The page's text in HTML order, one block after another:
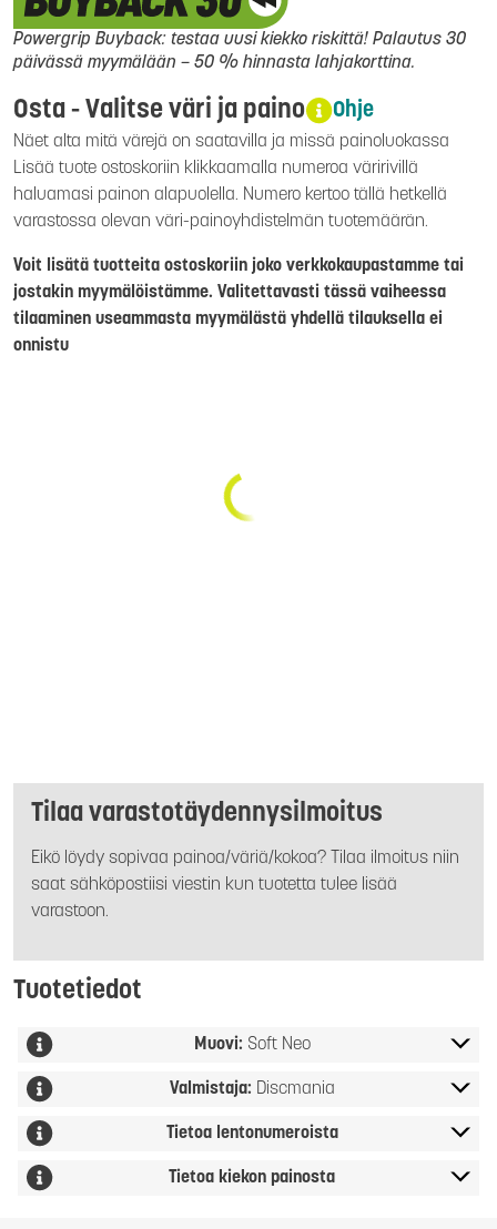
Powergrip Buyback: testaa uusi kiekko riskittä! Palautus 30
päivässä myymälään – 50 % hinnasta lahjakorttina.
Osta - Valitse väri ja paino Ohje
Näet alta mitä värejä on saatavilla ja missä painoluokassa
Lisää tuote ostoskoriin klikkaamalla numeroa väririvillä
haluamasi painon alapuolella. Numero kertoo tällä hetkellä
varastossa olevan väri-painoyhdistelmän tuotemäärän.
Voit lisätä tuotteita ostoskoriin joko verkkokaupastamme tai
jostakin myymälöistämme. Valitettavasti tässä vaiheessa
tilaaminen useammasta myymälästä yhdellä tilauksella ei
onnistu
Tilaa varastotäydennysilmoitus
Eikö löydy sopivaa painoa/väriä/kokoa? Tilaa ilmoitus niin
saat sähköpostiisi viestin kun tuotetta tulee lisää
varastoon.
Tuotetiedot
Muovi: Soft Neo
Valmistaja: Discmania
Tietoa lentonumeroista
Tietoa kiekon painosta